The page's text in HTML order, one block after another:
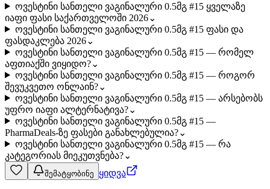
ოვესტინი სანთელი ვაგინალური 0.5მგ #15 ყველაზე
იაფი ფასი საქართველოში 2026⌄
ოვესტინი სანთელი ვაგინალური 0.5მგ #15 ფასი და
ფასდაკლება 2026⌄
ოვესტინი სანთელი ვაგინალური 0.5მგ #15 — რომელ
აფთიაქში ვიყიდო?⌄
ოვესტინი სანთელი ვაგინალური 0.5მგ #15 — როგორ
შევუკვეთო ონლაინ?⌄
ოვესტინი სანთელი ვაგინალური 0.5მგ #15 — არსებობს
უფრო იაფი ალტერნატივა?⌄
ოვესტინი სანთელი ვაგინალური 0.5მგ #15 —
PharmaDeals-ზე ფასები განახლებულია?⌄
ოვესტინი სანთელი ვაგინალური 0.5მგ #15 — რა
კატეგორიას მიეკუთვნება?⌄
შემატყობინე ყიდვა